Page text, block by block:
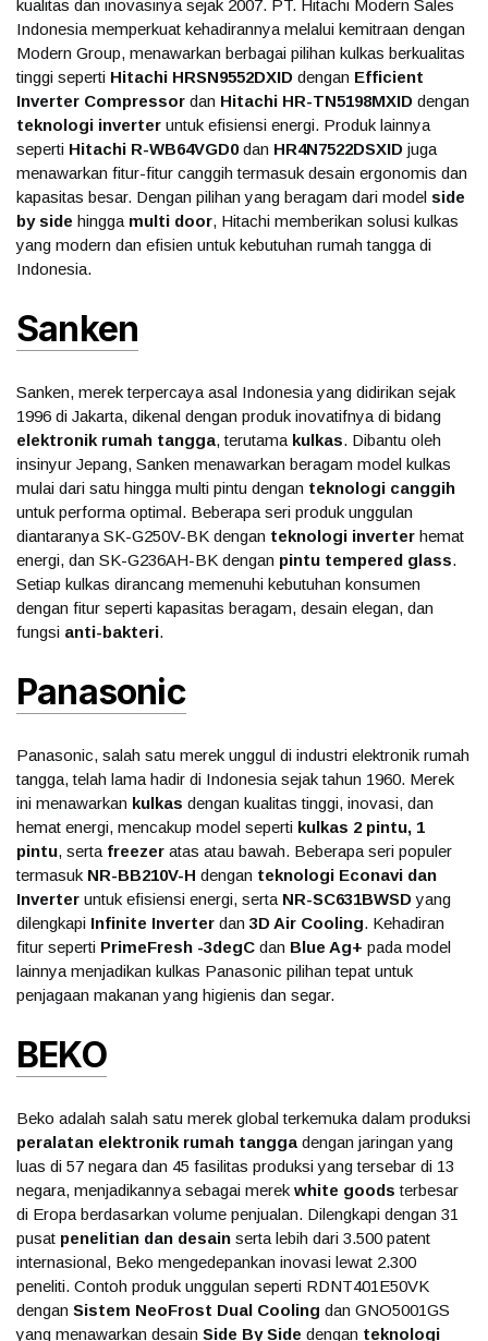
kualitas dan inovasinya sejak 2007. PT. Hitachi Modern Sales
Indonesia memperkuat kehadirannya melalui kemitraan dengan
Modern Group, menawarkan berbagai pilihan kulkas berkualitas
tinggi seperti Hitachi HRSN9552DXID dengan Efficient
Inverter Compressor dan Hitachi HR-TN5198MXID dengan
teknologi inverter untuk efisiensi energi. Produk lainnya
seperti Hitachi R-WB64VGD0dan HR4N7522DSXID juga
menawarkan fitur-fitur canggih termasuk desain ergonomis dan
kapasitas besar. Dengan pilihan yang beragam dari model side
by side hingga multi door, Hitachi memberikan solusi kulkas
yang modern dan efisien untuk kebutuhan rumah tangga di
Indonesia.
Sanken
Sanken, merek terpercaya asal Indonesia yang didirikan sejak
1996 di Jakarta, dikenal dengan produk inovatifnya di bidang
elektronik rumah tangga, terutama kulkas. Dibantu oleh
insinyur Jepang, Sanken menawarkan beragam model kulkas
mulai dari satu hingga multi pintu dengan teknologi canggih
untuk performa optimal. Beberapa seri produk unggulan
diantaranya SK-G250V-BK dengan teknologi inverter hemat
energi, dan SK-G236AH-BK dengan pintu tempered glass.
Setiap kulkas dirancang memenuhi kebutuhan konsumen
dengan fitur seperti kapasitas beragam, desain elegan, dan
fungsi anti-bakteri.
Panasonic
Panasonic, salah satu merek unggul di industri elektronik rumah
tangga, telah lama hadir di Indonesia sejak tahun 1960. Merek
ini menawarkan kulkas dengan kualitas tinggi, inovasi, dan
hemat energi, mencakup model seperti kulkas 2 pintu, 1
pintu, serta freezer atas atau bawah. Beberapa seri populer
termasuk NR-BB210V-H dengan teknologi Econavi dan
Inverter untuk efisiensi energi, serta NR-SC631BWSDyang
dilengkapi Infinite Inverter dan 3D Air Cooling. Kehadiran
fitur seperti PrimeFresh -3degC dan Blue Ag+ pada model
lainnya menjadikan kulkas Panasonic pilihan tepat untuk
penjagaan makanan yang higienis dan segar.
BEKO
Beko adalah salah satu merek global terkemuka dalam produksi
peralatan elektronik rumah tangga dengan jaringan yang
luas di 57 negara dan 45 fasilitas produksi yang tersebar di 13
negara, menjadikannya sebagai merek white goods terbesar
di Eropa berdasarkan volume penjualan. Dilengkapi dengan 31
pusat penelitian dan desain serta lebih dari 3.500 patent
internasional, Beko mengedepankan inovasi lewat 2.300
peneliti. Contoh produk unggulan seperti RDNT401E50VK
dengan Sistem NeoFrost Dual Cooling dan GNO5001GS
yang menawarkan desain Side By Side dengan teknologi